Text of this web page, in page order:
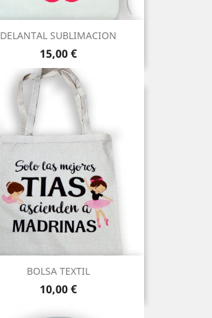
DELANTAL SUBLIMACION
Precio
15,00 €
BOLSA TEXTIL
Precio
10,00 €